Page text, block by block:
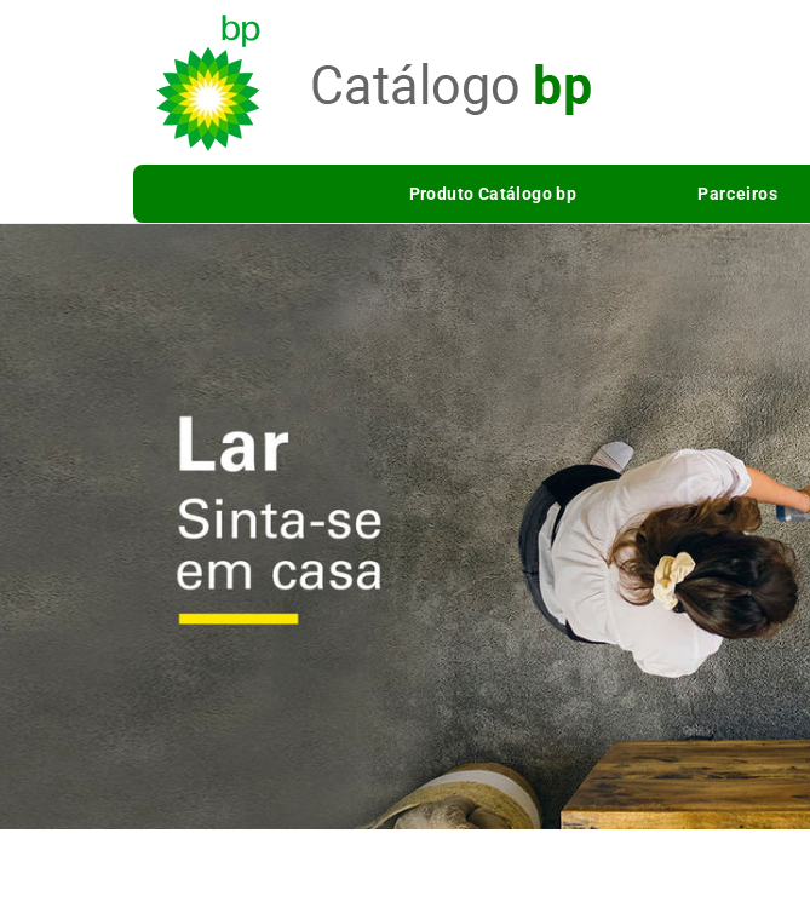
Produto Catálogo bp Parceiros